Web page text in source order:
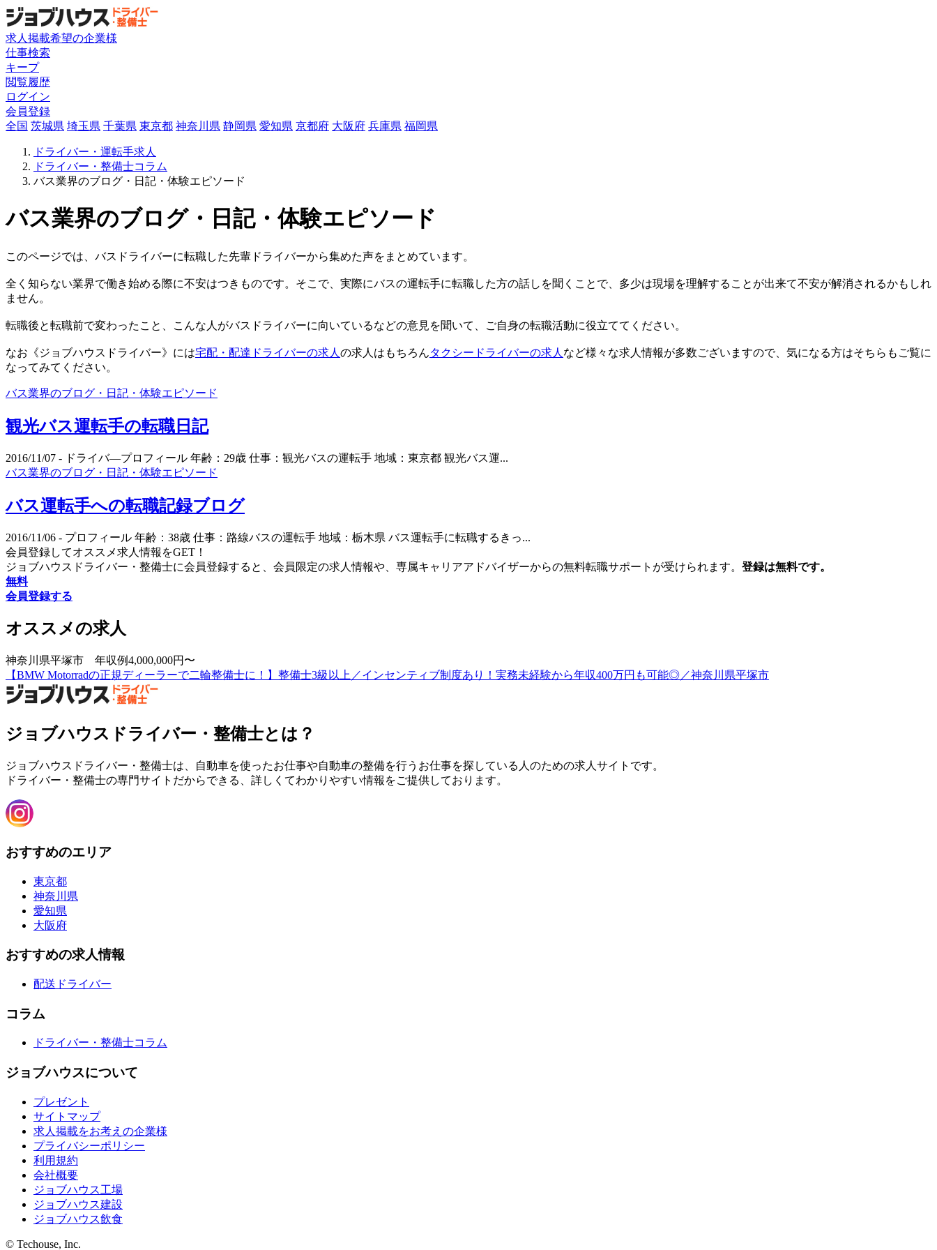
求人掲載希望の企業様
仕事検索
キープ
閲覧履歴
ログイン
会員登録
全国 茨城県 埼玉県 千葉県 東京都 神奈川県 静岡県 愛知県 京都府 大阪府 兵庫県 福岡県
ドライバー・運転手求人
ドライバー・整備士コラム
バス業界のブログ・日記・体験エピソード
バス業界のブログ・日記・体験エピソード
このページでは、バスドライバーに転職した先輩ドライバーから集めた声をまとめています。
全く知らない業界で働き始める際に不安はつきものです。そこで、実際にバスの運転手に転職した方の話しを聞くことで、多少は現場を理解することが出来て不安が解消されるかもしれ
ません。
転職後と転職前で変わったこと、こんな人がバスドライバーに向いているなどの意見を聞いて、ご自身の転職活動に役立ててください。
なお《ジョブハウスドライバー》には宅配・配達ドライバーの求人 の求人はもちろんタクシードライバーの求人 など様々な求人情報が多数ございますので、気になる方はそちらもご覧に
なってみてください。
バス業界のブログ・日記・体験エピソード
観光バス運転手の転職日記
2016/11/07 - ドライバ―プロフィール 年齢：29歳 仕事：観光バスの運転手 地域：東京都 観光バス運...
バス業界のブログ・日記・体験エピソード
バス運転手への転職記録ブログ
2016/11/06 - プロフィール 年齢：38歳 仕事：路線バスの運転手 地域：栃木県 バス運転手に転職するきっ...
会員登録してオススメ求人情報をGET！
ジョブハウスドライバー・整備士に会員登録すると、会員限定の求人情報や、専属キャリアアドバイザーからの無料転職サポートが受けられます。 登録は無料です。
無料
会員登録する
オススメの求人
神奈川県平塚市 年収例4,000,000円〜
【BMW Motorradの正規ディーラーで二輪整備士に！】整備士3級以上／インセンティブ制度あり！実務未経験から年収400万円も可能◎／神奈川県平塚市
ジョブハウスドライバー・整備士とは？
ジョブハウスドライバー・整備士は、自動車を使ったお仕事や自動車の整備を行うお仕事を探している人のための求人サイトです。
ドライバー・整備士の専門サイトだからできる、詳しくてわかりやすい情報をご提供しております。
おすすめのエリア
東京都
神奈川県
愛知県
大阪府
おすすめの求人情報
配送ドライバー
コラム
ドライバー・整備士コラム
ジョブハウスについて
プレゼント
サイトマップ
求人掲載をお考えの企業様
プライバシーポリシー
利用規約
会社概要
ジョブハウス工場
ジョブハウス建設
ジョブハウス飲食
© Techouse, Inc.